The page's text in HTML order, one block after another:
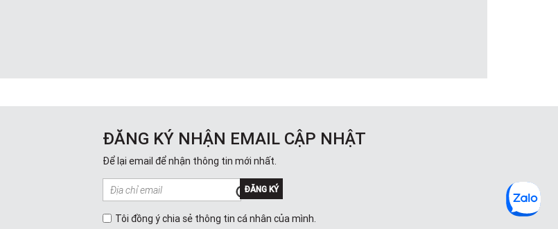
để cắm điện
cổ ngỗng, micro chuyên dụng. Tùy vào mục đích và môi trường sử dụng mà người dùng có thể lựa chọn
đại, tiện lợi cùng nhiều tính năng nổi bật. Thế nhưng, dòng micro có dây vẫn được sử dụng nhiều với
ĐĂNG KÝ NHẬN EMAIL CẬP NHẬT
Để lại email để nhận thông tin mới nhất.
ĐĂNG KÝ
Tôi đồng ý chia sẻ thông tin cá nhân của mình.